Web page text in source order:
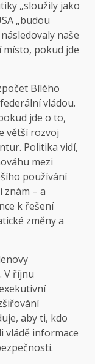
„sloužily jako
„budou
naše
místo, pokud jde
Bílého
vládou.
jde o to,
větší rozvoj
Politika vidí,
mezi
používání
znám – a
k řešení
změny a
V říjnu
aby ti, kdo
vládě informace